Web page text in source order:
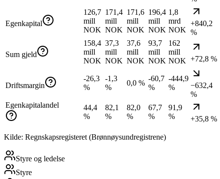
Egenkapital
126,7
mill
NOK
171,4
mill
NOK
171,6
mill
NOK
196,4
mill
NOK
1,8
mrd
NOK
+840,2
%
Sum gjeld
158,4
mill
NOK
37,3
mill
NOK
37,6
mill
NOK
93,7
mill
NOK
162
mill
NOK +72,8 %
Driftsmargin
-26,3
%
-1,3
%
0,0 %
-60,7
%
-444,9
%
−632,4
%
Egenkapitalandel
44,4
%
82,1
%
82,0
%
67,7
%
91,9
%
+35,8 %
Kilde: Regnskapsregisteret (Brønnøysundregistrene)
Styre og ledelse
Styre